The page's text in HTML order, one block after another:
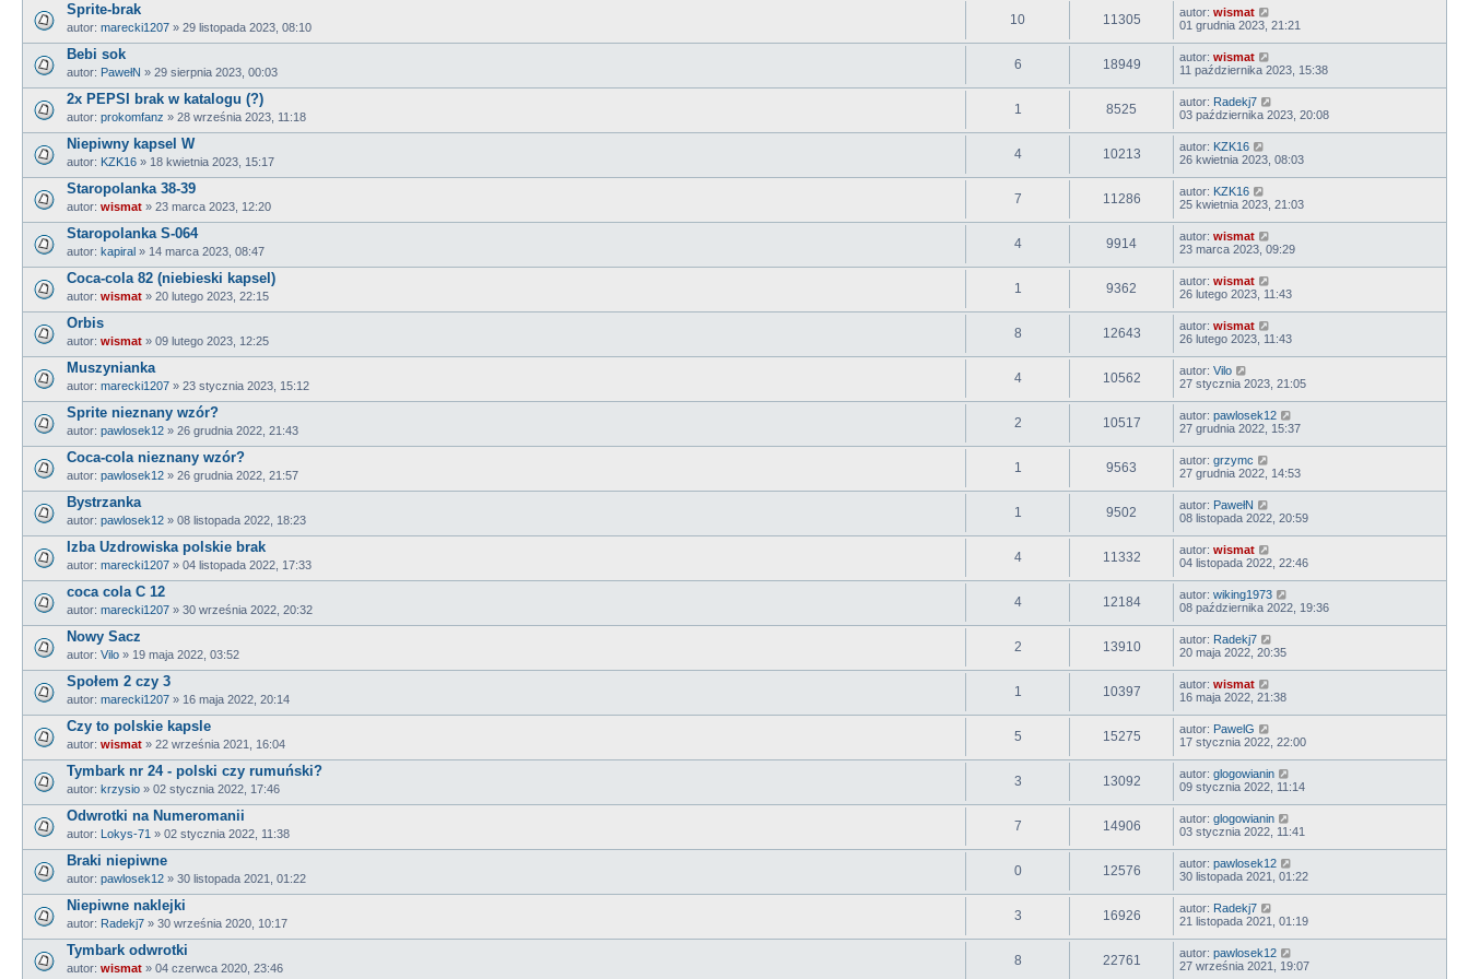
Sprite-brak
autor: marecki1207 » 29 listopada 2023, 08:10
10 11305 autor: wismat
01 grudnia 2023, 21:21
Bebi sok
autor: PawełN » 29 sierpnia 2023, 00:03
6 18949 autor: wismat
11 października 2023, 15:38
2x PEPSI brak w katalogu (?)
autor: prokomfanz » 28 września 2023, 11:18
1 8525 autor: Radekj7
03 października 2023, 20:08
Niepiwny kapsel W
autor: KZK16 » 18 kwietnia 2023, 15:17
4 10213 autor: KZK16
26 kwietnia 2023, 08:03
Staropolanka 38-39
autor: wismat » 23 marca 2023, 12:20
7 11286 autor: KZK16
25 kwietnia 2023, 21:03
Staropolanka S-064
autor: kapiral » 14 marca 2023, 08:47
4 9914 autor: wismat
23 marca 2023, 09:29
Coca-cola 82 (niebieski kapsel)
autor: wismat » 20 lutego 2023, 22:15
1 9362 autor: wismat
26 lutego 2023, 11:43
Orbis
autor: wismat » 09 lutego 2023, 12:25
8 12643 autor: wismat
26 lutego 2023, 11:43
Muszynianka
autor: marecki1207 » 23 stycznia 2023, 15:12
4 10562 autor: Vilo
27 stycznia 2023, 21:05
Sprite nieznany wzór?
autor: pawlosek12 » 26 grudnia 2022, 21:43
2 10517 autor: pawlosek12
27 grudnia 2022, 15:37
Coca-cola nieznany wzór?
autor: pawlosek12 » 26 grudnia 2022, 21:57
1 9563 autor: grzymc
27 grudnia 2022, 14:53
Bystrzanka
autor: pawlosek12 » 08 listopada 2022, 18:23
1 9502 autor: PawełN
08 listopada 2022, 20:59
Izba Uzdrowiska polskie brak
autor: marecki1207 » 04 listopada 2022, 17:33
4 11332 autor: wismat
04 listopada 2022, 22:46
coca cola C 12
autor: marecki1207 » 30 września 2022, 20:32
4 12184 autor: wiking1973
08 października 2022, 19:36
Nowy Sacz
autor: Vilo » 19 maja 2022, 03:52
2 13910 autor: Radekj7
20 maja 2022, 20:35
Społem 2 czy 3
autor: marecki1207 » 16 maja 2022, 20:14
1 10397 autor: wismat
16 maja 2022, 21:38
Czy to polskie kapsle
autor: wismat » 22 września 2021, 16:04
5 15275 autor: PawelG
17 stycznia 2022, 22:00
Tymbark nr 24 - polski czy rumuński?
autor: krzysio » 02 stycznia 2022, 17:46
3 13092 autor: glogowianin
09 stycznia 2022, 11:14
Odwrotki na Numeromanii
autor: Lokys-71 » 02 stycznia 2022, 11:38
7 14906 autor: glogowianin
03 stycznia 2022, 11:41
Braki niepiwne
autor: pawlosek12 » 30 listopada 2021, 01:22
0 12576 autor: pawlosek12
30 listopada 2021, 01:22
Niepiwne naklejki
autor: Radekj7 » 30 września 2020, 10:17
3 16926 autor: Radekj7
21 listopada 2021, 01:19
Tymbark odwrotki
autor: wismat » 04 czerwca 2020, 23:46
8 22761 autor: pawlosek12
27 września 2021, 19:07